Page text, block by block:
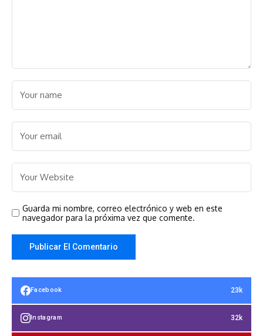
Guarda mi nombre, correo electrónico y web en este
navegador para la próxima vez que comente.
Facebook 23k
Instagram 32k